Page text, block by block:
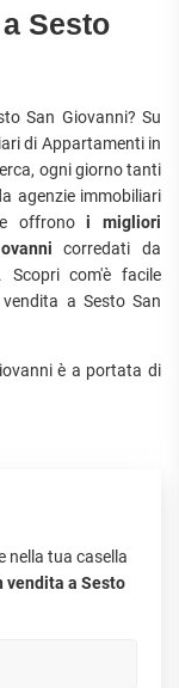
Sesto
San Giovanni? Su
di Appartamenti in
ogni giorno tanti
agenzie immobiliari
offronoi migliori
corredati da
Scopri com'è facile
a Sesto San
è a portata di
nella tua casella
vendita a Sesto